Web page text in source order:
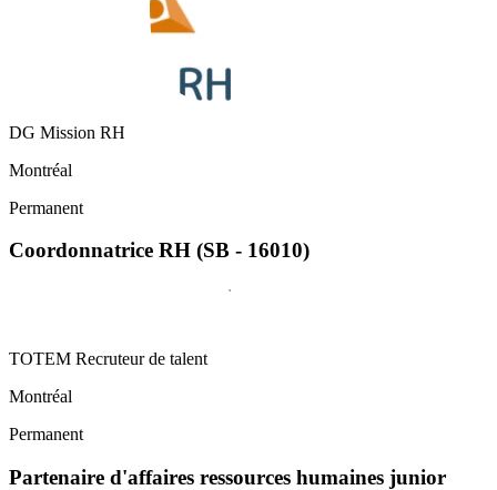
DG Mission RH
Montréal
Permanent
Coordonnatrice RH (SB - 16010)
TOTEM Recruteur de talent
Montréal
Permanent
Partenaire d'affaires ressources humaines junior